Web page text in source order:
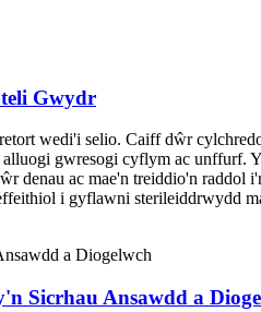
Gwydr
wedi'i selio. Caiff dŵr
gwresogi cyflym ac
ac mae'n treiddio'n raddol
i gyflawni sterileiddrwydd
Sicrhau Ansawdd a